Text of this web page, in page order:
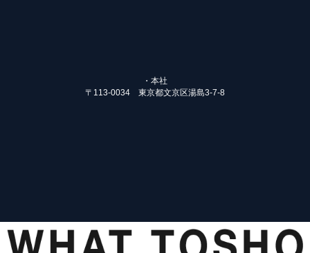
・本社
〒113-0034 東京都文京区湯島3-7-8